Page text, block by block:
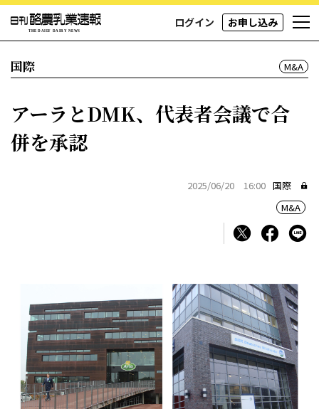
ログイン お申し込み
国際 M&A
アーラとDMK、代表者会議で合
併を承認
2025/06/20 16:00 国際
M&A